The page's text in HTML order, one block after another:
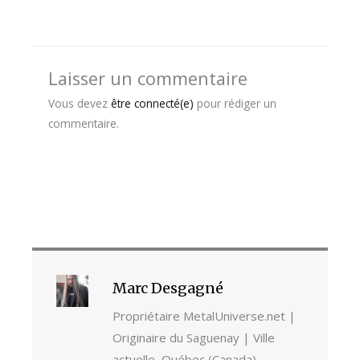
Laisser un commentaire
Vous devez être connecté(e) pour rédiger un
commentaire.
Marc Desgagné
Propriétaire MetalUniverse.net |
Originaire du Saguenay | Ville